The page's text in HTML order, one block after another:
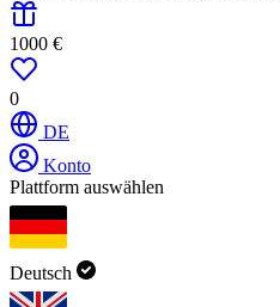
1000 €
0
DE
Konto
Plattform auswählen
Deutsch